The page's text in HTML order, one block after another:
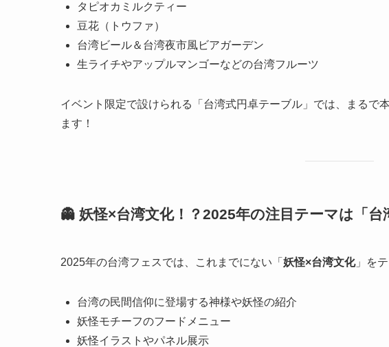
タピオカミルクティー
豆花（トウファ）
台湾ビール＆台湾夜市風ビアガーデン
生ライチやアップルマンゴーなどの台湾フルーツ
イベント限定で設けられる「台湾式円卓テーブル」では、まるで
ます！
👻 妖怪×台湾文化！？2025年の注目テーマは「台
2025年の台湾フェスでは、これまでにない「 妖怪×台湾文化」を
台湾の民間信仰に登場する神様や妖怪の紹介
妖怪モチーフのフードメニュー
妖怪イラストやパネル展示